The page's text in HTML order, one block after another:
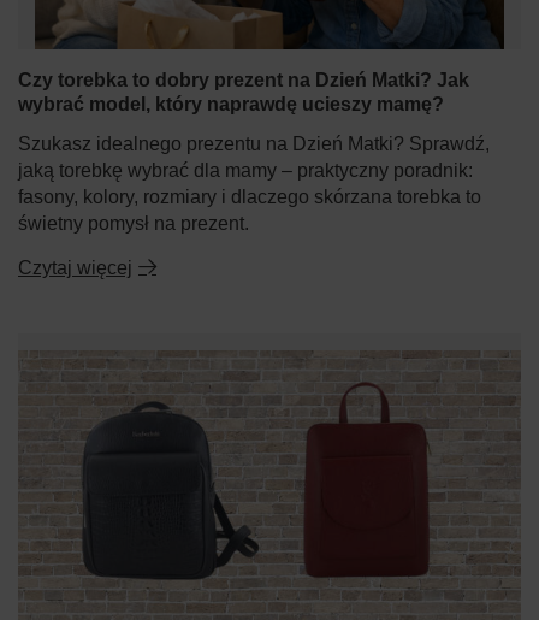
Czy torebka to dobry prezent na Dzień Matki? Jak
wybrać model, który naprawdę ucieszy mamę?
Szukasz idealnego prezentu na Dzień Matki? Sprawdź,
jaką torebkę wybrać dla mamy – praktyczny poradnik:
fasony, kolory, rozmiary i dlaczego skórzana torebka to
świetny pomysł na prezent.
Czytaj więcej